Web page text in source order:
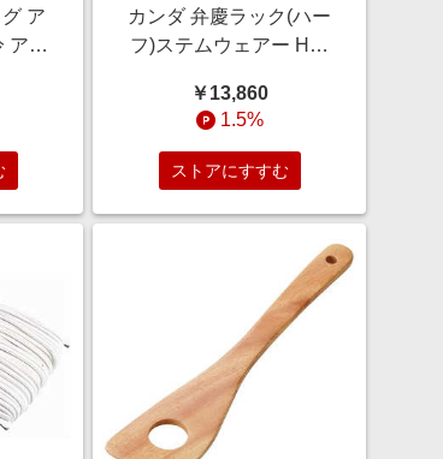
ア
アプ
プ
カンダ 弁慶ラック(ハー
フ)ステムウェアー HS-
￥13,860
1.5%
ストアにすすむ